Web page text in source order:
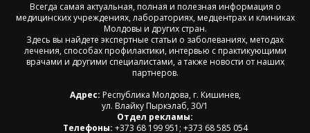
Всегда самая актуальная, полная и полезная информация о
медицинских учреждениях, лабораториях, медцентрах и клиниках
Молдовы и других стран.
Здесь вы найдете экспертные статьи о заболеваниях, методах
лечения, способах профилактики, интервью с практикующими
врачами и другими специалистами, а также новости от наших
партнеров.
Адрес: Республика Молдова, г. Кишинев,
ул. Влайку Пыркэлаб, 30/1
Отдел рекламы:
Телефоны: +373 68 199 951; +373 68 585 054